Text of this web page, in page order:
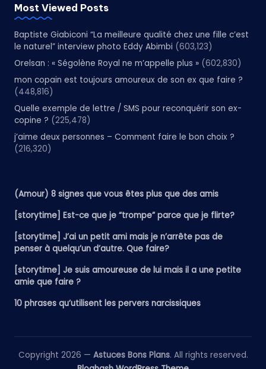
Most Viewed Posts
Baptiste Giabiconi “La meilleure qualité chez une fille c’est
le naturel” interview photo Eddy Abimbi (603,123)
Orelsan : « Ségolène Royal ne m’appelle plus » (602,830)
mon copain est toujours amoureux de son ex que faire ?
(448,816)
Quelle exemple de lettre / SMS pour reconquérir son ex-
copine ? (225,478)
j’aime deux personnes – Comment faire le bon choix ?
(216,320)
(Amour) 8 signes que vous êtes plus que des amis
[storytime] Est-ce que je “trompe” parce que je flirte?
[storytime] J’ai un petit ami mais je n’arrête pas de
penser à quelqu’un d’autre. Que faire?
[storytime] Je suis amoureuse de lui mais il a une petite
amie que faire ?
10 phrases qu’utilisent les pervers narcissiques
Copyright 2026 — Astuces Bons Plans. All rights reserved.